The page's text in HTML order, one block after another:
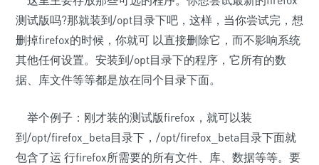
测试版吗?那就装到/opt目录下吧，这样，当你尝试完，想
删掉firefox的时候，你就可 以直接删除它，而不影响系统
其他任何设置。安装到/opt目录下的程序，它所有的数
据、库文件等等都是放在同个目录下面。
举个例子：刚才装的测试版firefox，就可以装
到/opt/firefox_beta目录下，/opt/firefox_beta目录下面就
包含了运 行firefox所需要的所有文件、库、数据等等。要